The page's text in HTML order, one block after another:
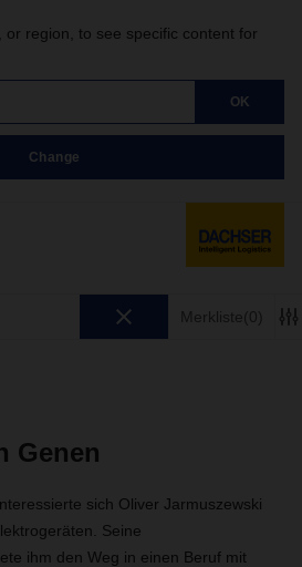
or region, to see specific content for
OK
Change
Merkliste(0)
Genen
sich Oliver Jarmuszewski
Seine
ihm den Weg in einen Beruf mit